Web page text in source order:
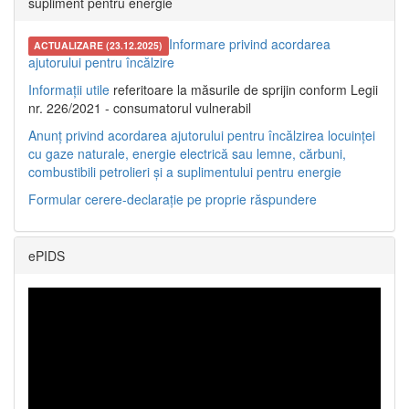
ACTUALIZARE (23.12.2025) Informare privind acordarea
ajutorului pentru încălzire
Informații utile referitoare la măsurile de sprijin conform Legii
nr. 226/2021 - consumatorul vulnerabil
Anunț privind acordarea ajutorului pentru încălzirea locuinței
cu gaze naturale, energie electrică sau lemne, cărbuni,
combustibili petrolieri și a suplimentului pentru energie
Formular cerere-declarație pe proprie răspundere
ePIDS